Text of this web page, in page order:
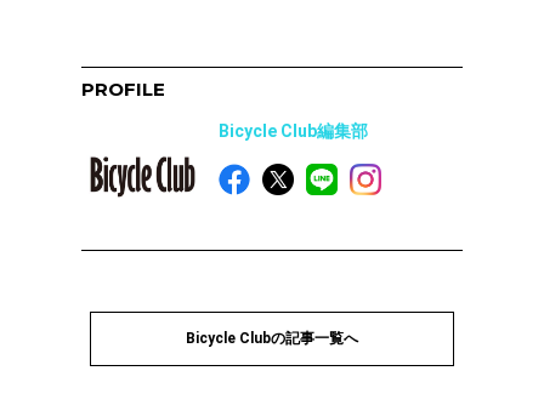
PROFILE
Bicycle Club編集部
Bicycle Clubの記事一覧へ